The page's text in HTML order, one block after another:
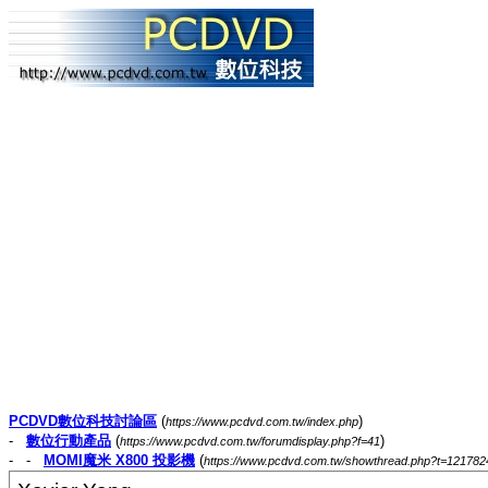
PCDVD數位科技討論區 (https://www.pcdvd.com.tw/index.php)
- 數位行動產品 (https://www.pcdvd.com.tw/forumdisplay.php?f=41)
- -
MOMI魔米 X800 投影機 (https://www.pcdvd.com.tw/